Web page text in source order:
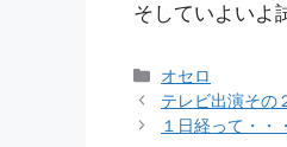
そしていよいよ
カ
テ
ゴ
オセロ
テレビ出演その
１日経って・・・